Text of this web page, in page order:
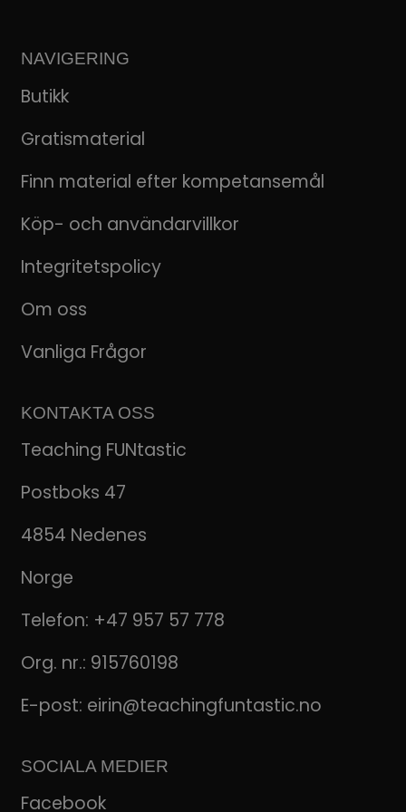
NAVIGERING
Butikk
Gratismaterial
Finn material efter kompetansemål
Köp- och användarvillkor
Integritetspolicy
Om oss
Vanliga Frågor
KONTAKTA OSS
Teaching FUNtastic
Postboks 47
4854 Nedenes
Norge
Telefon: +47 957 57 778
Org. nr.: 915760198
E-post: eirin@teachingfuntastic.no
SOCIALA MEDIER
Facebook